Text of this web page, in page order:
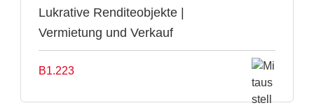
Lukrative Renditeobjekte |
Vermietung und Verkauf
B1.223